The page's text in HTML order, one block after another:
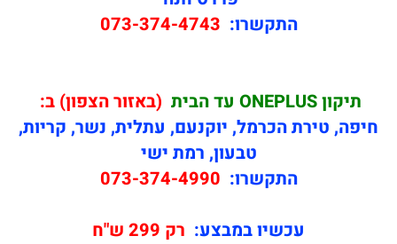
התקשרו: 073-374-4743
תיקוןONEPLUS עד הבית
(באזור הצפון) ב:
חיפה, טירת הכרמל, יוקנעם, עתלית, נשר, קריות,
טבעון, רמת ישי
התקשרו: 073-374-4990
עכשיו במבצע: רק 299 ש"ח